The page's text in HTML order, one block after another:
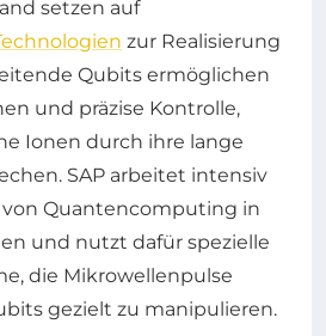
setzen auf
zur Realisierung
Qubits ermöglichen
und präzise Kontrolle,
Ionen durch ihre lange
SAP arbeitet intensiv
Quantencomputing in
und nutzt dafür spezielle
die Mikrowellenpulse
gezielt zu manipulieren.